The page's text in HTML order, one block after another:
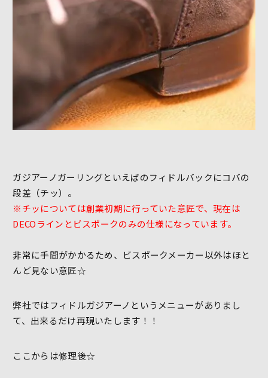
ガジアーノガーリングといえばのフィドルバックにコバの
段差（チッ）。
※チッについては創業初期に行っていた意匠で、現在は
DECOラインとビスポークのみの仕様になっています。
非常に手間がかかるため、ビスポークメーカー以外はほと
んど見ない意匠☆
弊社ではフィドルガジアーノというメニューがありまし
て、出来るだけ再現いたします！！
ここからは修理後☆